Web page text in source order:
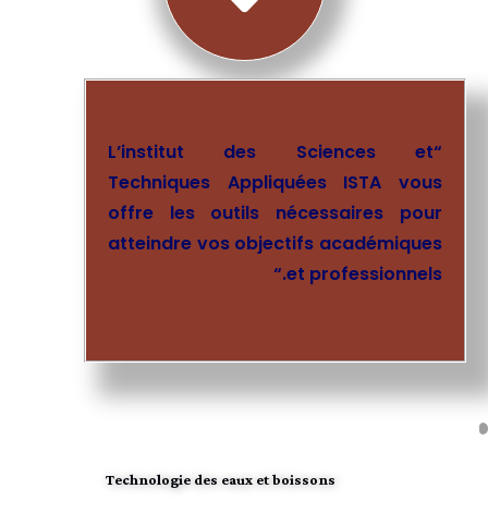
“
L’institut des Sciences et
Techniques Appliquées ISTA vous
offre les outils nécessaires pour
atteindre vos objectifs académiques
et professionnels.
“
Technologie des eaux et boissons